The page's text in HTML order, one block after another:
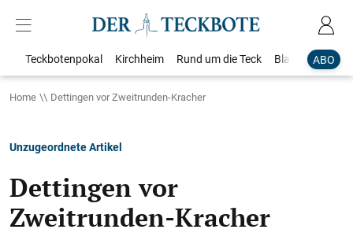
ABO
Teckbotenpokal Kirchheim Rund um die Teck Blaulicht
Home Dettingen vor Zweitrunden-Kracher
Unzugeordnete Artikel
Dettingen vor
Zweitrunden-Kracher